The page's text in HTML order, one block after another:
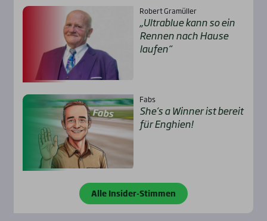
Robert Gramüller
„Ultra­b­lue kann so ein
Ren­nen nach Hau­se
lau­fen“
Fabs
She’s a Win­ner ist bereit
für Eng­hien!
Alle Insider-Stimmen